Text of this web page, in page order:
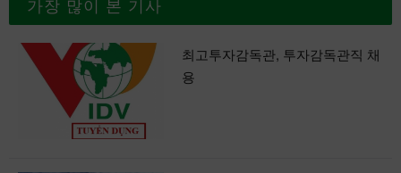
최고투자감독관, 투자감독관직 채
용